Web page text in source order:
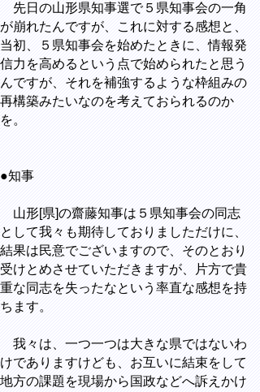
先日の山形県知事選で５県知事会の一角
が崩れたんですが、これに対する感想と、
当初、５県知事会を始めたときに、情報発
信力を高めるという点で始められたと思う
んですが、それを補強するような枠組みの
再構築みたいなのを考えておられるのか
を。
●知事
山形[県]の齋藤知事は５県知事会の同志
として我々も期待しておりましただけに、
結果は民意でございますので、そのとおり
受けとめさせていただきますが、片方で貴
重な同志を失ったなという率直な感想を持
ちます。
我々は、一つ一つは大きな県ではないわ
けでありますけども、お互いに結束をして
地方の課題を現場から国政などへ訴えかけ